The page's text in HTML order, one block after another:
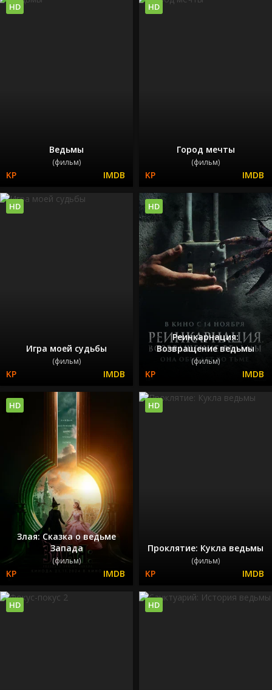
Ведьмы
(фильм)
HD
Город мечты
(фильм)
HD
Игра моей судьбы
(фильм)
HD
Реинкарнация:
Возвращение ведьмы
(фильм)
HD
Злая: Сказка о ведьме
Запада
(фильм)
HD
Проклятие: Кукла ведьмы
(фильм)
HD
HD HD